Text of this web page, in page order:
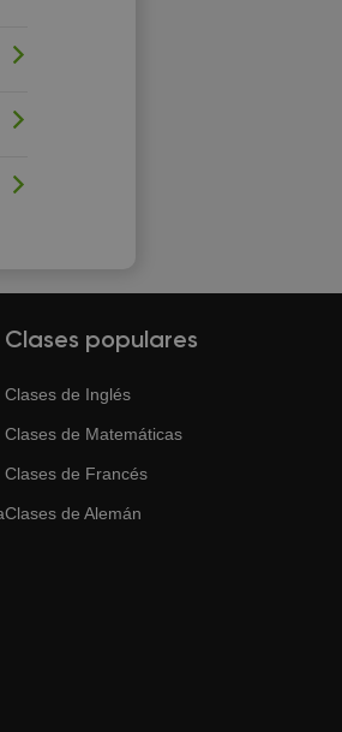
Clases populares
Clases de Inglés
Clases de Matemáticas
Clases de Francés
Clases de Alemán